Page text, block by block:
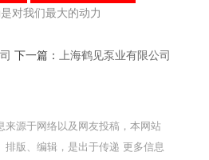
对我们最大的动力
下一篇： 上海鹤见泵业有限公司
来源于网络以及网友投稿，本网站
排版、编辑，是出于传递 更多信息